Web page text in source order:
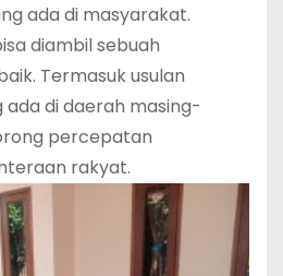
ada di masyarakat.
diambil sebuah
Termasuk usulan
di daerah masing-
percepatan
rakyat.